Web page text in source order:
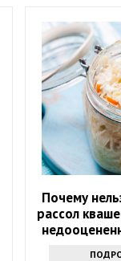
Почему
рассол